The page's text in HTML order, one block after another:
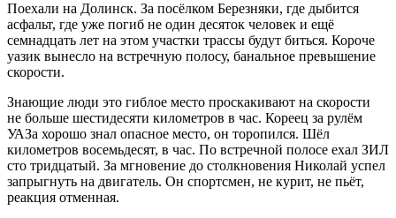
Поехали на Долинск. За посёлком Березняки, где дыбится
асфальт, где уже погиб не один десяток человек и ещё
семнадцать лет на этом участки трассы будут биться. Короче
уазик вынесло на встречную полосу, банальное превышение
скорости.
Знающие люди это гиблое место проскакивают на скорости
не больше шестидесяти километров в час. Кореец за рулём
УАЗа хорошо знал опасное место, он торопился. Шёл
километров восемьдесят, в час. По встречной полосе ехал ЗИЛ
сто тридцатый. За мгновение до столкновения Николай успел
запрыгнуть на двигатель. Он спортсмен, не курит, не пьёт,
реакция отменная.